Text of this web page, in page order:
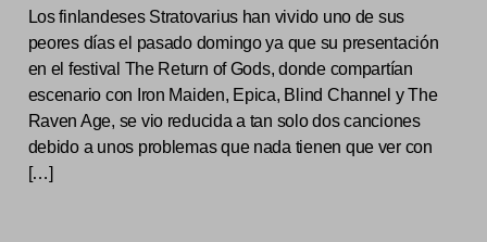
Los finlandeses Stratovarius han vivido uno de sus
peores días el pasado domingo ya que su presentación
en el festival The Return of Gods, donde compartían
escenario con Iron Maiden, Epica, Blind Channel y The
Raven Age, se vio reducida a tan solo dos canciones
debido a unos problemas que nada tienen que ver con
[…]